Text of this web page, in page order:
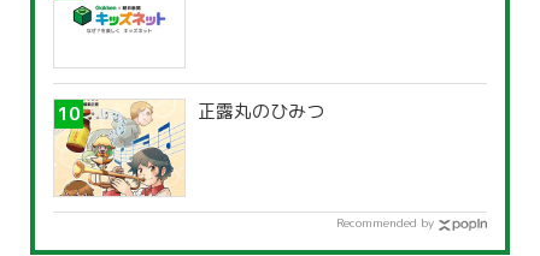
正露丸のひみつ
Recommended by